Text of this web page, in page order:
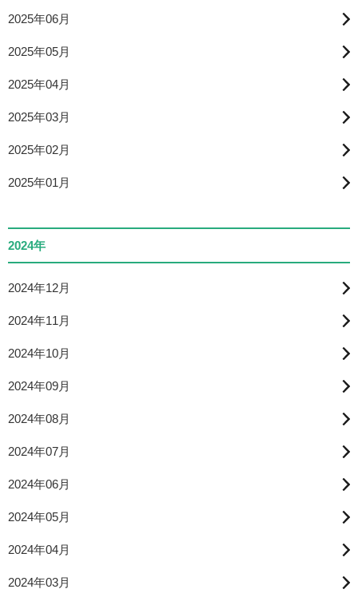
2025年06月
2025年05月
2025年04月
2025年03月
2025年02月
2025年01月
2024年
2024年12月
2024年11月
2024年10月
2024年09月
2024年08月
2024年07月
2024年06月
2024年05月
2024年04月
2024年03月